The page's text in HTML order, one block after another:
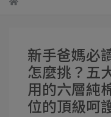
新手爸媽必
怎麼挑？五
用的六層純
位的頂級呵